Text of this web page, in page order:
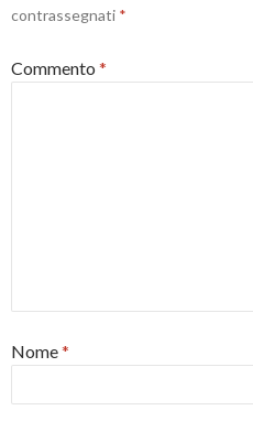
contrassegnati *
Commento *
Nome*